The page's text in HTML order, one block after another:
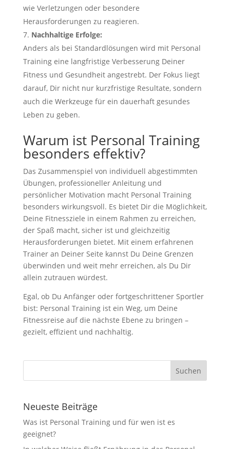
wie Verletzungen oder besondere
Herausforderungen zu reagieren.
Nachhaltige Erfolge:
Anders als bei Standardlösungen wird mit Personal
Training eine langfristige Verbesserung Deiner
Fitness und Gesundheit angestrebt. Der Fokus liegt
darauf, Dir nicht nur kurzfristige Resultate, sondern
auch die Werkzeuge für ein dauerhaft gesundes
Leben zu geben.
Warum ist Personal Training
besonders effektiv?
Das Zusammenspiel von individuell abgestimmten
Übungen, professioneller Anleitung und
persönlicher Motivation macht Personal Training
besonders wirkungsvoll. Es bietet Dir die Möglichkeit,
Deine Fitnessziele in einem Rahmen zu erreichen,
der Spaß macht, sicher ist und gleichzeitig
Herausforderungen bietet. Mit einem erfahrenen
Trainer an Deiner Seite kannst Du Deine Grenzen
überwinden und weit mehr erreichen, als Du Dir
allein zutrauen würdest.
Egal, ob Du Anfänger oder fortgeschrittener Sportler
bist: Personal Training ist ein Weg, um Deine
Fitnessreise auf die nächste Ebene zu bringen –
gezielt, effizient und nachhaltig.
Neueste Beiträge
Was ist Personal Training und für wen ist es
geeignet?